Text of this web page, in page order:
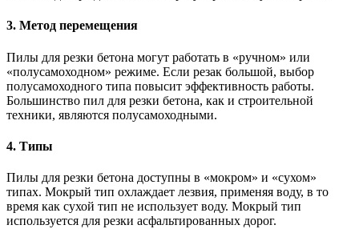
3. Метод перемещения
Пилы для резки бетона могут работать в «ручном» или
«полусамоходном» режиме. Если резак большой, выбор
полусамоходного типа повысит эффективность работы.
Большинство пил для резки бетона, как и строительной
техники, являются полусамоходными.
4. Типы
Пилы для резки бетона доступны в «мокром» и «сухом»
типах. Мокрый тип охлаждает лезвия, применяя воду, в то
время как сухой тип не использует воду. Мокрый тип
используется для резки асфальтированных дорог.